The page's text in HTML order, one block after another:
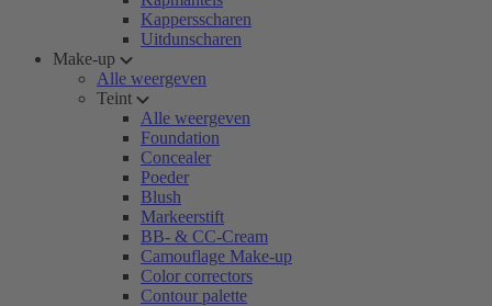
Kappersscharen
Uitdunscharen
Make-up
Alle weergeven
Teint
Alle weergeven
Foundation
Concealer
Poeder
Blush
Markeerstift
BB- & CC-Cream
Camouflage Make-up
Color correctors
Contour palette